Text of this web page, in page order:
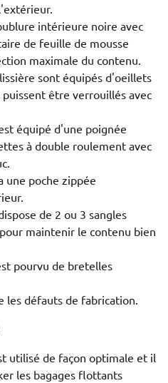
intérieure noire avec
de feuille de mousse
maximale du contenu.
sont équipés d'oeillets
être verrouillés avec
équipé d'une poignée
à double roulement avec
une poche zippée
de 2 ou 3 sangles
maintenir le contenu bien
pourvu de bretelles
les défauts de fabrication.
utilisé de façon optimale et il
les bagages flottants